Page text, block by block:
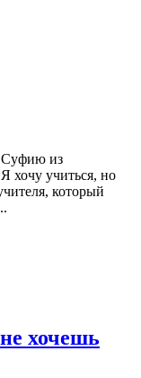
Суфию из
хочу учиться, но
который
хочешь